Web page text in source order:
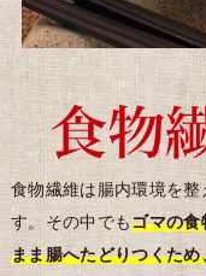
食物繊維は腸内環境を
す。その中でもゴマの食
まま腸へたどりつくた